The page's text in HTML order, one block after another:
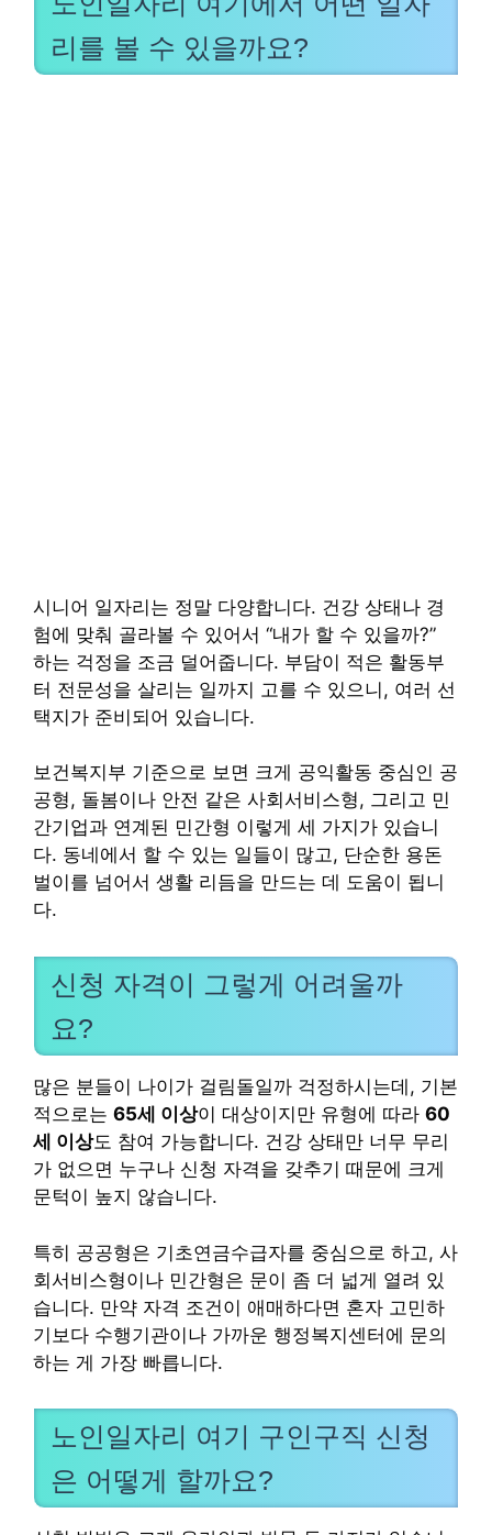
리를 볼 수 있을까요?
시니어 일자리는 정말 다양합니다. 건강 상태나 경
험에 맞춰 골라볼 수 있어서 “내가 할 수 있을까?”
하는 걱정을 조금 덜어줍니다. 부담이 적은 활동부
터 전문성을 살리는 일까지 고를 수 있으니, 여러 선
택지가 준비되어 있습니다.
보건복지부 기준으로 보면 크게 공익활동 중심인 공
공형, 돌봄이나 안전 같은 사회서비스형, 그리고 민
간기업과 연계된 민간형 이렇게 세 가지가 있습니
다. 동네에서 할 수 있는 일들이 많고, 단순한 용돈
벌이를 넘어서 생활 리듬을 만드는 데 도움이 됩니
다.
신청 자격이 그렇게 어려울까
요?
많은 분들이 나이가 걸림돌일까 걱정하시는데, 기본
적으로는 65세 이상이 대상이지만 유형에 따라 60
세 이상도 참여 가능합니다. 건강 상태만 너무 무리
가 없으면 누구나 신청 자격을 갖추기 때문에 크게
문턱이 높지 않습니다.
특히 공공형은 기초연금수급자를 중심으로 하고, 사
회서비스형이나 민간형은 문이 좀 더 넓게 열려 있
습니다. 만약 자격 조건이 애매하다면 혼자 고민하
기보다 수행기관이나 가까운 행정복지센터에 문의
하는 게 가장 빠릅니다.
노인일자리 여기 구인구직 신청
은 어떻게 할까요?